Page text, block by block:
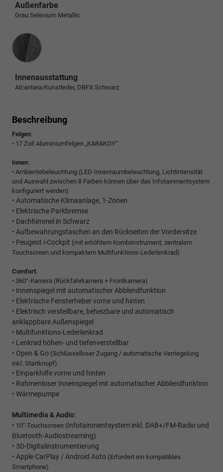
Außenfarbe
Grau Selenium Metallic
Innenausstattung
Innenausstattung
Alcantara/Kunstleder, DBFX Schwarz
Beschreibung
Felgen:
• 17 Zoll Aluminiumfelgen „KARAKOY“
Innen:
• Ambientebeleuchtung (LED-Innenraumbeleuchtung, Lichtintensität
und Auswahl zwischen 8 Farben können über das Infotainmentsystem
konfiguriert werden)
• Automatische Klimaanlage, 1-Zonen
• Elektrische Parkbremse
• Dachhimmel in Schwarz
• Aufbewahrungstaschen an den Rückseiten der Vordersitze
• Peugeot i-Cockpit (mit erhöhtem Kombiinstrument, zentralem
Touchscreen und kompaktem Multifunktions-Lederlenkrad)
Comfort:
• 360°-Kamera (Rückfahrkamera + Frontkamera)
• Innenspiegel mit automatischer Abblendfunktion
• Elektrische Fensterheber vorne und hinten
• Elektrisch verstellbare, beheizbare und automatisch
anklappbare Außenspiegel
• Multifunktions-Lederlenkrad
• Lenkrad höhen- und tiefenverstellbar
• Open & Go (Schlüsselloser Zugang / automatische Verriegelung
inkl. Startknopf)
• Einparkhilfe vorne und hinten
• Rahmenloser Innenspiegel mit automatischer Abblendfunktion
• Wärmepumpe
Multimedia & Audio:
• 10"-Touchscreen (Infotainmentsystem inkl. DAB+/FM-Radio und
Bluetooth-Audiostreaming)
• 3D-Digitalinstrumentierung
• Apple CarPlay / Android Auto (Erfordert ein kompatibles
Smartphone)